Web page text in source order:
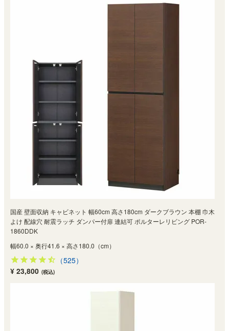
国産 壁面収納 キャビネット 幅60cm 高さ180cm ダークブラウン 本棚 巾木
よけ 配線穴 耐震ラッチ ダンパー付扉 連結可 ポルターレリビング POR-
1860DDK
幅60.0 × 奥行41.6 × 高さ180.0（cm）
（525）
¥ 23,800 (税込)